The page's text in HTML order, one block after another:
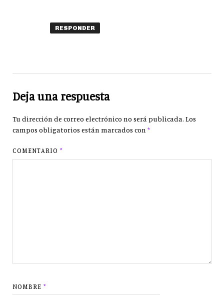
RESPONDER
Deja una respuesta
Tu dirección de correo electrónico no será publicada. Los
campos obligatorios están marcados con *
COMENTARIO*
NOMBRE*